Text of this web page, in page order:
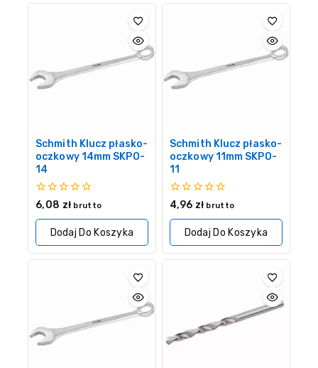
Schmith Klucz płasko-
oczkowy 14mm SKPO-
14
0
5
6,08 zł brutto
Dodaj Do Koszyka
Schmith Klucz płasko-
oczkowy 11mm SKPO-
11
0
5
4,96 zł brutto
Dodaj Do Koszyka